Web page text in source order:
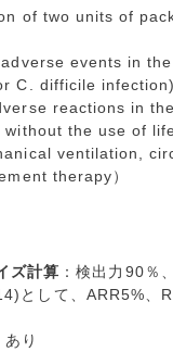
of two units of
adverse events in
C. difficile infection)
reactions in
without the use of
ventilation,
therapy）
ズ計算 ：検出力90％
として、ARR5%、
あり